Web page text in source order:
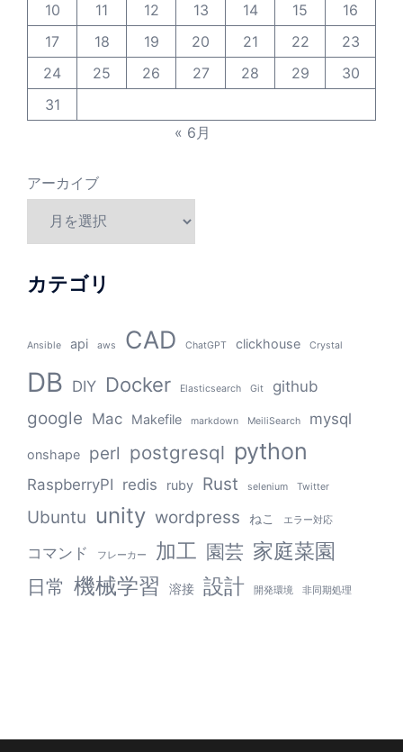
10
11 12 13 14 15
16
17
18 19 20 21 22
23
24
25 26 27 28 29
30
31
« 6月
アーカイブ
カテゴリ
Ansible api aws CAD ChatGPT clickhouse Crystal
DB DIY Docker Elasticsearch Git github
google Mac Makefile markdown MeiliSearch mysql
onshape perl postgresql python
RaspberryPI redis ruby Rust selenium Twitter
Ubuntu unity wordpress ねこ エラー対応
コマンド フレーカー 加工 園芸 家庭菜園
日常 機械学習 溶接 設計 開発環境 非同期処理